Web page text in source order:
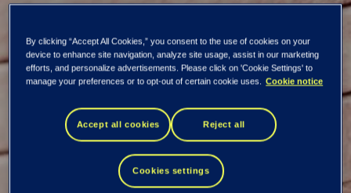
Kaikki uutiset ja tiedotteet
Nimitys Tiedon
johtoryhmään
By clicking “Accept All Cookies,” you consent to the use of cookies on your
device to enhance site navigation, analyze site usage, assist in our marketing
efforts, and personalize advertisements. Please click on 'Cookie Settings' to
manage your preferences or to opt-out of certain cookie uses.
Cookie notice
Accept all cookies Reject all
Cookies settings